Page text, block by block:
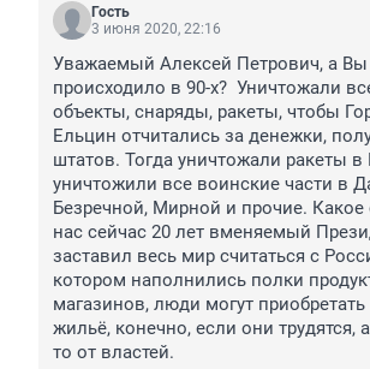
Гость
3 июня 2020, 22:16
Уважаемый Алексей Петрович, а Вы
происходило в 90-х?  Уничтожали
объекты, снаряды, ракеты, чтобы
Ельцин отчитались за денежки,
штатов. Тогда уничтожали ракеты
уничтожили все воинские части в
Безречной, Мирной и прочие. Какое
нас сейчас 20 лет вменяемый
заставил весь мир считаться с
котором наполнились полки
магазинов, люди могут
жильё, конечно, если они трудятся,
то от властей.